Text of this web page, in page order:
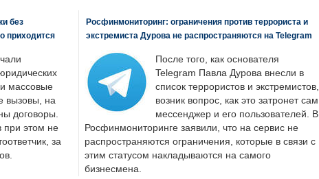
без
приходится
массовые
вызовы, на
договоры.
при этом не
за
Росфинмониторинг: ограничения против террориста и
экстремиста Дурова не распространяются на Telegram
После того, как основателя
Telegram Павла Дурова внесли в
список террористов и экстремистов,
возник вопрос, как это затронет сам
мессенджер и его пользователей. В
Росфинмониторинге заявили, что на сервис не
распространяются ограничения, которые в связи с
этим статусом накладываются на самого
бизнесмена.